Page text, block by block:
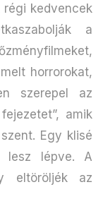
kedvencek
a
horrorokat,
szerepel az
amik
Egy klisé
lesz lépve. A
eltöröljék az